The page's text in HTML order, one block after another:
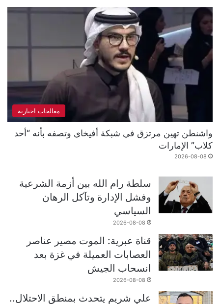
معالجات اخبارية
واشنطن تهين مرتزق في شبكة أفيخاي وتصفه بأنه “أحد
كلاب” الإمارات
2026-08-08
سلطة رام الله بين أزمة الشرعية
وفشل الإدارة وتآكل الرهان
السياسي
2026-08-08
قناة عبرية: الموت مصير عناصر
العصابات العميلة في غزة بعد
انسحاب الجيش
2026-08-08
علي شريم يتحدث بمنطق الاحتلال..